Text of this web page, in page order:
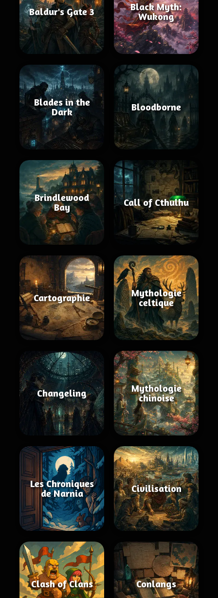
Baldur's Gate 3
Black Myth:
Wukong
Blades in the
Dark
Bloodborne
Brindlewood
Bay
Call of Cthulhu
Cartographie
Mythologie
celtique
Changeling
Mythologie
chinoise
Les Chroniques
de Narnia
Civilisation
Clash of Clans Conlangs